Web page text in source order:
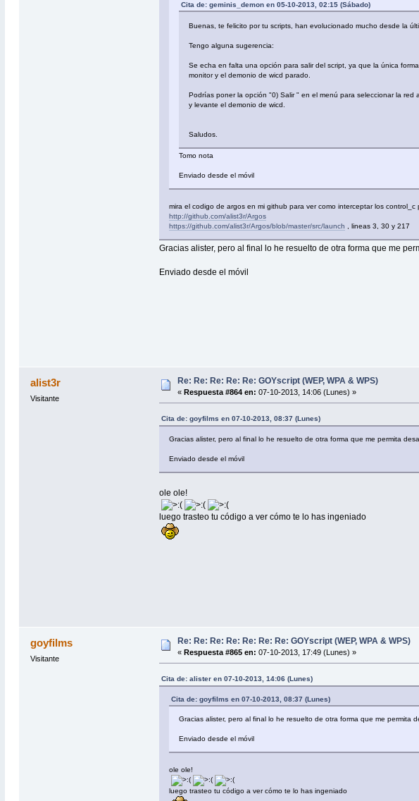
Cita de: geminis_demon en 05-10-2013, 02:15 (Sábado)
Buenas, te felicito por tu scripts, han evolucionado mucho desde la
Tengo alguna sugerencia:
Se echa en falta una opción para salir del script, ya que la única
monitor y el demonio de wicd parado.
Podrías poner la opción "0) Salir " en el menú para seleccionar la
y levante el demonio de wicd.
Saludos.
Tomo nota
Enviado desde el móvil
mira el codigo de argos en mi github para ver como interceptar los control_c
http://github.com/alist3r/Argos
https://github.com/alist3r/Argos/blob/master/src/launch , lineas 3, 30 y 217
Gracias alister, pero al final lo he resuelto de otra forma que me
Enviado desde el móvil
alist3r
Visitante
Re: Re: Re: Re: Re: GOYscript (WEP, WPA & WPS)
« Respuesta #864 en: 07-10-2013, 14:06 (Lunes) »
Cita de: goyfilms en 07-10-2013, 08:37 (Lunes)
Gracias alister, pero al final lo he resuelto de otra forma que me permita
Enviado desde el móvil
ole ole!
luego trasteo tu código a ver cómo te lo has ingeniado
goyfilms
Visitante
Re: Re: Re: Re: Re: Re: Re: GOYscript (WEP, WPA & WPS)
« Respuesta #865 en: 07-10-2013, 17:49 (Lunes) »
Cita de: alister en 07-10-2013, 14:06 (Lunes)
Cita de: goyfilms en 07-10-2013, 08:37 (Lunes)
Gracias alister, pero al final lo he resuelto de otra forma que me permita
Enviado desde el móvil
ole ole!
luego trasteo tu código a ver cómo te lo has ingeniado